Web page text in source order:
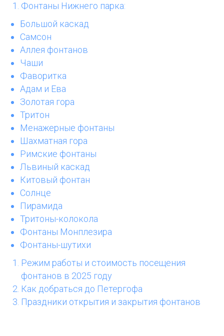
Фонтаны Нижнего парка:
Большой каскад
Самсон
Аллея фонтанов
Чаши
Фаворитка
Адам и Ева
Золотая гора
Тритон
Менажерные фонтаны
Шахматная гора
Римские фонтаны
Львиный каскад
Китовый фонтан
Солнце
Пирамида
Тритоны-колокола
Фонтаны Монплезира
Фонтаны-шутихи
Режим работы и стоимость посещения
фонтанов в 2025 году
Как добраться до Петергофа
Праздники открытия и закрытия фонтанов